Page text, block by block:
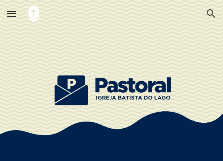
Skip to main content Skip to navigation